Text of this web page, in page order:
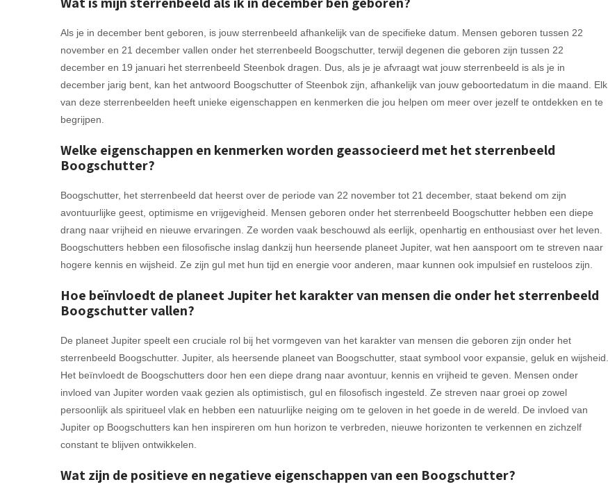
Als je in december bent geboren, is jouw sterrenbeeld afhankelijk van de specifieke datum. Mensen geboren tussen 22
november en 21 december vallen onder het sterrenbeeld Boogschutter, terwijl degenen die geboren zijn tussen 22
december en 19 januari het sterrenbeeld Steenbok dragen. Dus, als je je afvraagt wat jouw sterrenbeeld is als je in
december jarig bent, kan het antwoord Boogschutter of Steenbok zijn, afhankelijk van jouw geboortedatum in die maand. Elk
van deze sterrenbeelden heeft unieke eigenschappen en kenmerken die jou helpen om meer over jezelf te ontdekken en te
begrijpen.
Welke eigenschappen en kenmerken worden geassocieerd met het sterrenbeeld
Boogschutter?
Boogschutter, het sterrenbeeld dat heerst over de periode van 22 november tot 21 december, staat bekend om zijn
avontuurlijke geest, optimisme en vrijgevigheid. Mensen geboren onder het sterrenbeeld Boogschutter hebben een diepe
drang naar vrijheid en nieuwe ervaringen. Ze worden vaak beschouwd als eerlijk, openhartig en enthousiast over het leven.
Boogschutters hebben een filosofische inslag dankzij hun heersende planeet Jupiter, wat hen aanspoort om te streven naar
hogere kennis en wijsheid. Ze zijn gul met hun tijd en energie voor anderen, maar kunnen ook impulsief en rusteloos zijn.
Hoe beïnvloedt de planeet Jupiter het karakter van mensen die onder het sterrenbeeld
Boogschutter vallen?
De planeet Jupiter speelt een cruciale rol bij het vormgeven van het karakter van mensen die geboren zijn onder het
sterrenbeeld Boogschutter. Jupiter, als heersende planeet van Boogschutter, staat symbool voor expansie, geluk en wijsheid.
Het beïnvloedt de Boogschutters door hen een diepe drang naar avontuur, kennis en vrijheid te geven. Mensen onder
invloed van Jupiter worden vaak gezien als optimistisch, gul en filosofisch ingesteld. Ze streven naar groei op zowel
persoonlijk als spiritueel vlak en hebben een natuurlijke neiging om te geloven in het goede in de wereld. De invloed van
Jupiter op Boogschutters kan hen inspireren om hun horizon te verbreden, nieuwe horizonten te verkennen en zichzelf
constant te blijven ontwikkelen.
Wat zijn de positieve en negatieve eigenschappen van een Boogschutter?